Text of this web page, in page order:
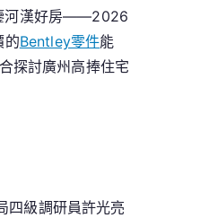
河漢好房——2026
的Bentley零件能
探討廣州高捧住宅
四級調研員許光亮